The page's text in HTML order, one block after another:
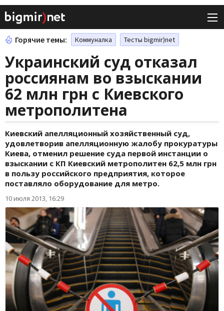
Горячие темы: Коммуналка Тесты bigmir)net
Украинский суд отказал
россиянам во взыскании
62 млн грн с Киевского
метрополитена
Киевский апелляционный хозяйственный суд,
удовлетворив апелляционную жалобу прокуратуры
Киева, отменил решение суда первой инстанции о
взыскании с КП Киевский метрополитен 62,5 млн грн
в пользу российского предприятия, которое
поставляло оборудование для метро.
10 июля 2013, 16:29